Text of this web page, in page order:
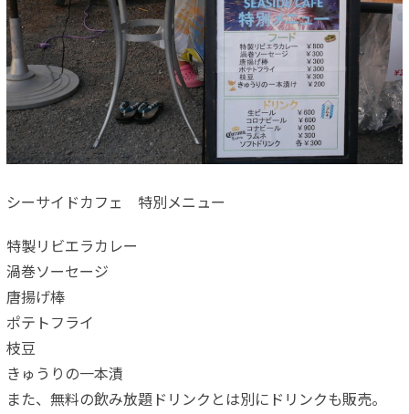
シーサイドカフェ 特別メニュー
特製リビエラカレー
渦巻ソーセージ
唐揚げ棒
ポテトフライ
枝豆
きゅうりの一本漬
また、無料の飲み放題ドリンクとは別にドリンクも販売。